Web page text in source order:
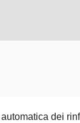
dei